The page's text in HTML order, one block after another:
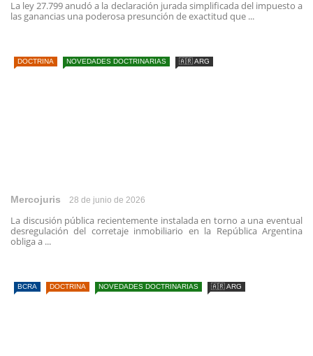
La ley 27.799 anudó a la declaración jurada simplificada del impuesto a
las ganancias una poderosa presunción de exactitud que ...
DOCTRINA NOVEDADES DOCTRINARIAS 🇦🇷 ARG
Mercojuris 28 de junio de 2026
La discusión pública recientemente instalada en torno a una eventual
desregulación del corretaje inmobiliario en la República Argentina
obliga a ...
BCRA DOCTRINA NOVEDADES DOCTRINARIAS 🇦🇷 ARG